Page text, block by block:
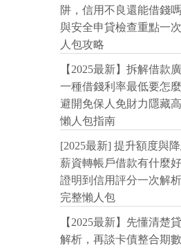
阱，信用不良還能借錢
與安全申貸檢查重點一
人包攻略
【2025最新】拆解借款
一種借錢利率最低要怎
避開免保人免財力隱藏
懶人包指南
[2025最新] 提升額度與
薪資轉帳戶借款有什麼
證明到信用評分一次解
完整懶人包
【2025最新】先懂清楚
解析，再談卡債整合期